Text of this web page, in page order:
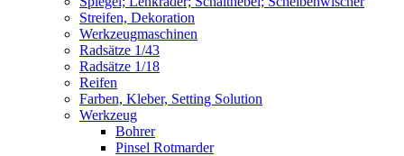
Streifen, Dekoration
Werkzeugmaschinen
Radsätze 1/43
Radsätze 1/18
Reifen
Farben, Kleber, Setting Solution
Werkzeug
Bohrer
Pinsel Rotmarder